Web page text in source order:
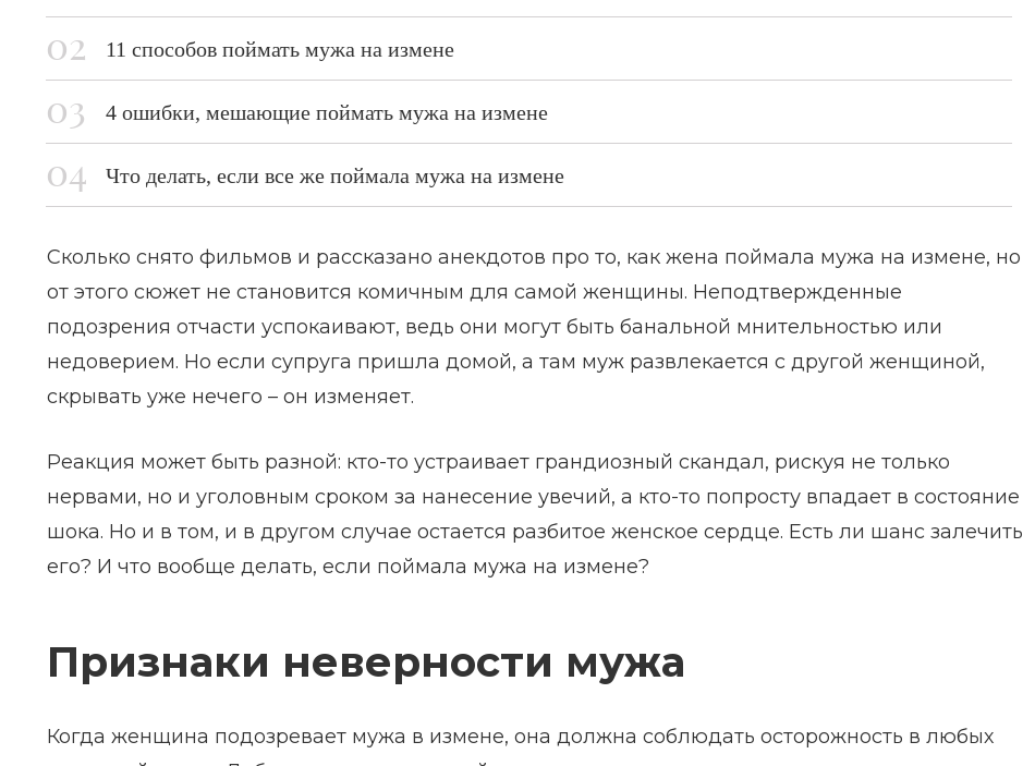
11 способов поймать мужа на измене
4 ошибки, мешающие поймать мужа на измене
Что делать, если все же поймала мужа на измене
Сколько снято фильмов и рассказано анекдотов про то, как жена поймала мужа на измене, но
от этого сюжет не становится комичным для самой женщины. Неподтвержденные
подозрения отчасти успокаивают, ведь они могут быть банальной мнительностью или
недоверием. Но если супруга пришла домой, а там муж развлекается с другой женщиной,
скрывать уже нечего – он изменяет.
Реакция может быть разной: кто-то устраивает грандиозный скандал, рискуя не только
нервами, но и уголовным сроком за нанесение увечий, а кто-то попросту впадает в состояние
шока. Но и в том, и в другом случае остается разбитое женское сердце. Есть ли шанс залечить
его? И что вообще делать, если поймала мужа на измене?
Признаки неверности мужа
Когда женщина подозревает мужа в измене, она должна соблюдать осторожность в любых